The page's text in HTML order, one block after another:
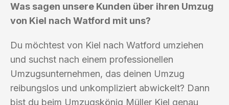
Was sagen unsere Kunden über ihren Umzug
von Kiel nach Watford mit uns?
Du möchtest von Kiel nach Watford umziehen
und suchst nach einem professionellen
Umzugsunternehmen, das deinen Umzug
reibungslos und unkompliziert abwickelt? Dann
bist du beim Umzugskönig Müller Kiel genau